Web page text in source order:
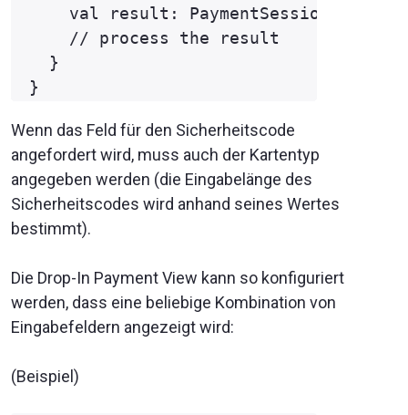
val result:
    // process the result
  }
Wenn das Feld für den Sicherheitscode
angefordert wird, muss auch der Kartentyp
angegeben werden (die Eingabelänge des
Sicherheitscodes wird anhand seines Wertes
bestimmt).
Die Drop-In Payment View kann so konfiguriert
werden, dass eine beliebige Kombination von
Eingabefeldern angezeigt wird:
(Beispiel)